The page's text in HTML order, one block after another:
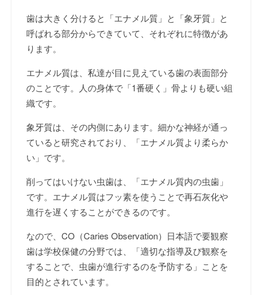
歯は大きく分けると「エナメル質」と「象牙質」と
呼ばれる部分からできていて、それぞれに特徴があ
ります。
エナメル質は、私達が目に見えている歯の表面部分
のことです。人の身体で「1番硬く」骨よりも硬い組
織です。
象牙質は、その内側にあります。細かな神経が通っ
ていると研究されており、「エナメル質より柔らか
い」です。
削ってはいけない虫歯は、「エナメル質内の虫歯」
です。エナメル質はフッ素を使うことで再石灰化や
進行を遅くすることができるのです。
なので、 CO （Caries Observation）日本語で要観察
歯は学校保健の分野では、「適切な指導及び観察を
することで、虫歯が進行するのを予防する」ことを
目的とされています。